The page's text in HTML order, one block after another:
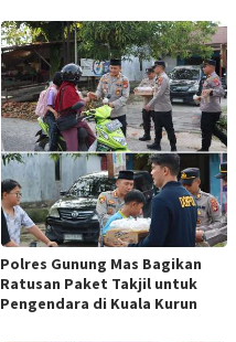
Polres Gunung Mas Bagikan
Ratusan Paket Takjil untuk
Pengendara di Kuala Kurun